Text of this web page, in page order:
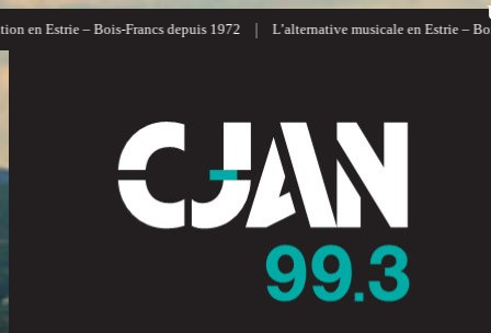
en Estrie – Bois-Francs depuis 1972 | L’alternative musicale en Estrie – Bois-